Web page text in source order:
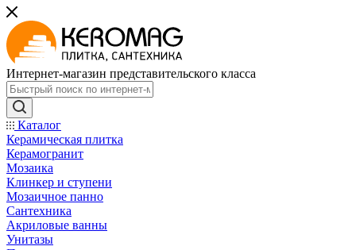
Интернет-магазин представительского класса
Каталог
Керамическая плитка
Керамогранит
Мозаика
Клинкер и ступени
Мозаичное панно
Сантехника
Акриловые ванны
Унитазы